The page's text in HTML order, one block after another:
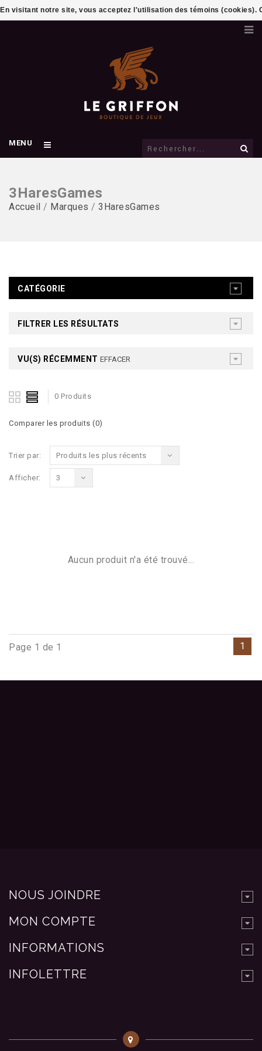
MENU
3HaresGames
Accueil / Marques / 3HaresGames
CATÉGORIE
FILTRER LES RÉSULTATS
VU(S) RÉCEMMENT EFFACER
0 Produits
Comparer les produits (0)
Trier par: Produits les plus récents
Afficher: 3
Aucun produit n'a été trouvé...
Page 1 de 1 1
NOUS JOINDRE
MON COMPTE
INFORMATIONS
INFOLETTRE
En visitant notre site, vous acceptez l'utilisation des témoins